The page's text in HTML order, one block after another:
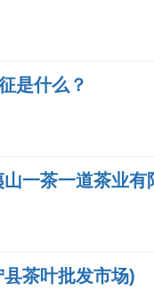
是什么？
一茶一道茶业有
茶叶批发市场)